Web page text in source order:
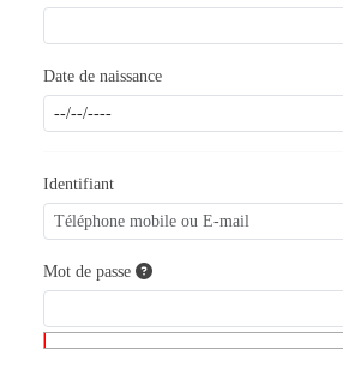
Date de naissance
Identifiant
Mot de passe